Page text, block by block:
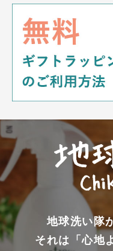
地球洗い隊
それは「心地